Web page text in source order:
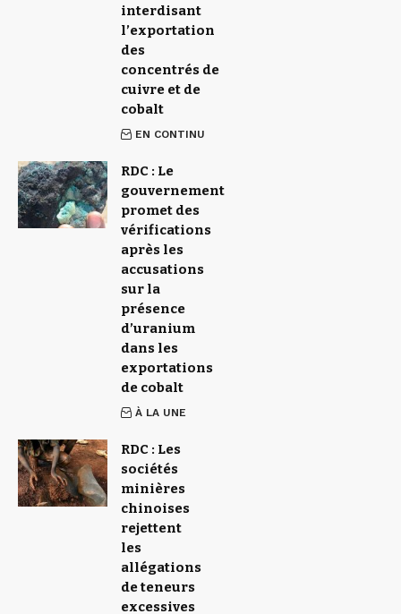
interdisant
l’exportation
des
concentrés de
cuivre et de
cobalt
EN CONTINU
RDC : Le
gouvernement
promet des
vérifications
après les
accusations
sur la
présence
d’uranium
dans les
exportations
de cobalt
À LA UNE
RDC : Les
sociétés
minières
chinoises
rejettent
les
allégations
de teneurs
excessives